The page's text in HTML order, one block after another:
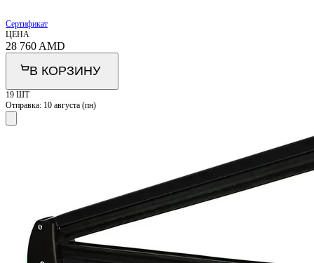
Сертификат
ЦЕНА
28 760 AMD
В КОРЗИНУ
19 ШТ
Отправка: 10 августа (пн)